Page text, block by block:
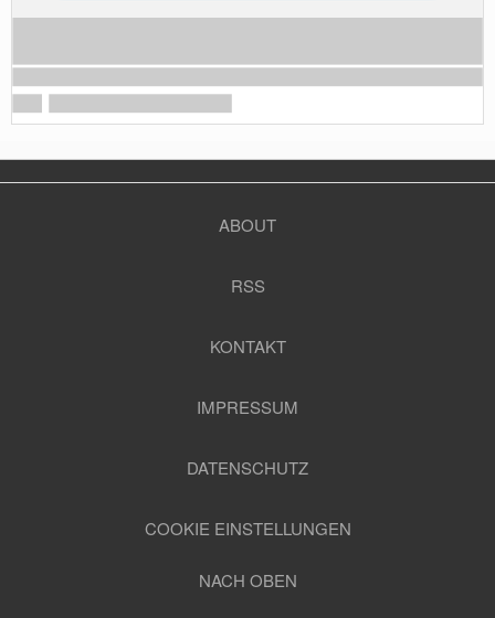
ABOUT
RSS
KONTAKT
IMPRESSUM
DATENSCHUTZ
COOKIE EINSTELLUNGEN
NACH OBEN